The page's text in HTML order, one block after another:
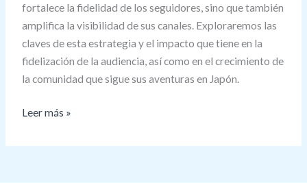
fortalece la fidelidad de los seguidores, sino que también
amplifica la visibilidad de sus canales. Exploraremos las
claves de esta estrategia y el impacto que tiene en la
fidelización de la audiencia, así como en el crecimiento de
la comunidad que sigue sus aventuras en Japón.
Leer más »